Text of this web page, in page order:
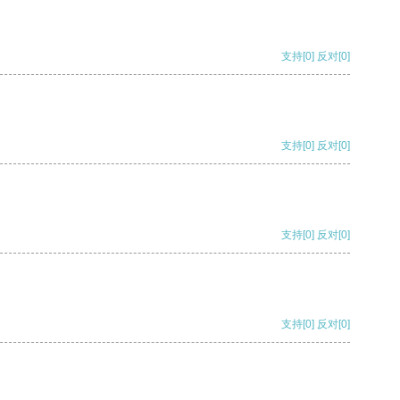
支持[0] 反对[0]
支持[0] 反对[0]
支持[0] 反对[0]
支持[0] 反对[0]